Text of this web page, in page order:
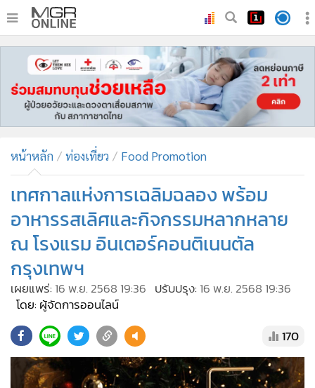
หน้าหลัก
ทันเหตุการณ์
• ภาคใต้
• บันเทิง
• คอลัมนิสต์
• ละคร
• CbizReview
• Cyber BIZ
• ผู้จัดกวน
Good health & Well-being
• Green Innovation & SD
• Management & HR
MGR Live
หน้าหลัก ท่องเที่ยว Food Promotion
เทศกาลแห่งการเฉลิมฉลอง พร้อม
อาหารรสเลิศและกิจกรรมหลากหลาย
ณ โรงแรม อินเตอร์คอนติเนนตัล
กรุงเทพฯ
เผยแพร่: 16 พ.ย. 2568 19:36 ปรับปรุง: 16 พ.ย. 2568 19:36
โดย: ผู้จัดการออนไลน์
170